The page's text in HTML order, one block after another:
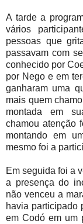
A tarde a
vários
pessoas que
passavam com
conhecido por
por Nego e em
ganharam uma
mais quem
montada em
chamou atenção
montando em
mesmo foi a
Em seguida foi a
a presença do
não venceu a
havia participado
em Codó em um